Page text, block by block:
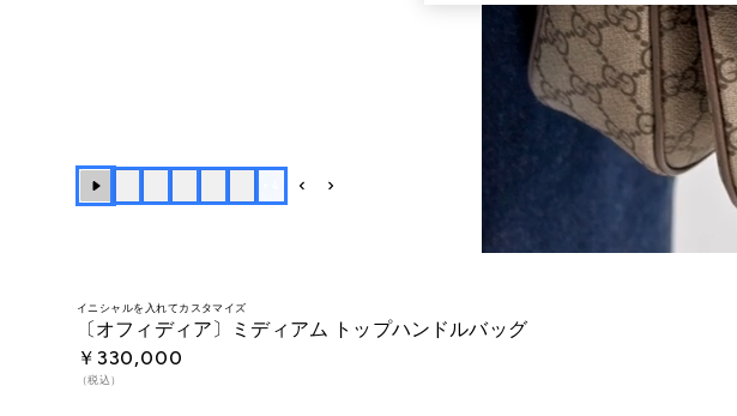
イニシャルを入れてカスタマイズ
〔オフィディア〕ミディアム トップハンドルバッグ
￥330,000
（税込）